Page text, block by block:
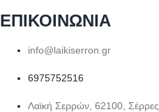
ΕΠΙΚΟΙΝΩΝΙΑ
info@laikiserron.gr
6975752516
Λαϊκή Σερρών, 62100, Σέρρες